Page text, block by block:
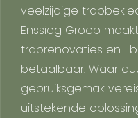
veelzijdige
Enssieg Groep
traprenovaties en -
betaalbaar. Waar
gebruiksgemak
uitstekende